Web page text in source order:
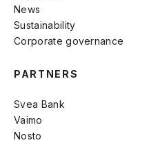
News
Sustainability
Corporate governance
PARTNERS
Svea Bank
Vaimo
Nosto